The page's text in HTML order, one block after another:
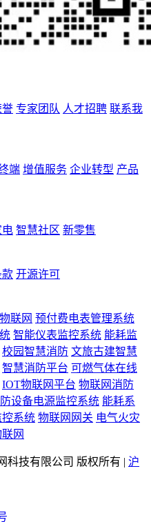
誉 专家团队 人才招聘 联系我
端 增值服务 企业转型 产品
电 智慧社区 新零售
款 开源许可
联网 预付费电表管理系统
智能仪表监控系统 能耗监
校园智慧消防 文旅古建智慧
智慧消防平台 可燃气体在线
IOT物联网平台 物联网消防
设备电源监控系统 能耗系
控系统 物联网网关 电气火灾
网
科技有限公司 版权所有 | 沪